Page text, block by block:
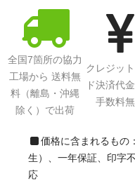
全国7箇所の協力
工場から 送料無
料（離島・沖縄
除く）で出荷
クレジッ
ド決済代
手数料
価格に含まれるもの
生）、一年保証、印字
応